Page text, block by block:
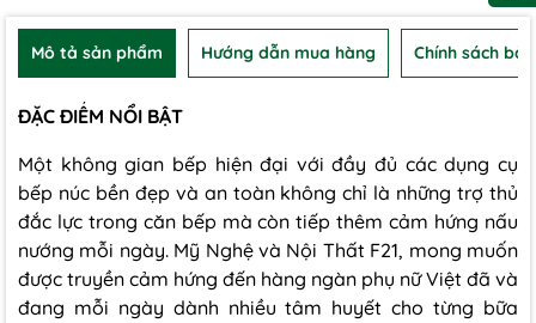
Mô tả sản phẩm Hướng dẫn mua hàng Chính sách
ĐẶC ĐIỂM NỔI BẬT
Một không gian bếp hiện đại với đầy đủ các dụng cụ
bếp núc bền đẹp và an toàn không chỉ là những trợ thủ
đắc lực trong căn bếp mà còn tiếp thêm cảm hứng nấu
nướng mỗi ngày. Mỹ Nghệ và Nội Thất F21, mong muốn
được truyền cảm hứng đến hàng ngàn phụ nữ Việt đã và
đang mỗi ngày dành nhiều tâm huyết cho từng bữa